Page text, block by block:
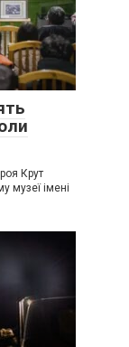
Крут
музеї імені